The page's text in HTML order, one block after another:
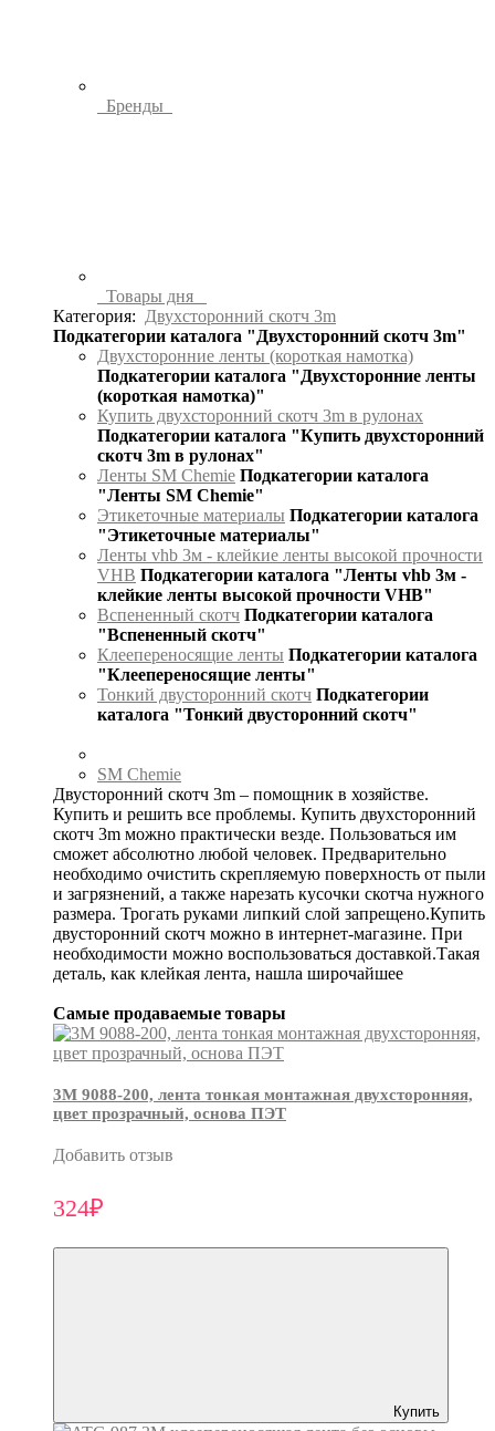
Бренды
Товары дня
Категория:
Двухсторонний скотч 3m
Подкатегории каталога "Двухсторонний скотч 3m"
Двухсторонние ленты (короткая намотка)
Подкатегории каталога "Двухсторонние ленты
(короткая намотка)"
Купить двухсторонний скотч 3m в рулонах
Подкатегории каталога "Купить двухсторонний
скотч 3m в рулонах"
Ленты SM Chemie Подкатегории каталога
"Ленты SM Chemie"
Этикеточные материалы Подкатегории каталога
"Этикеточные материалы"
Ленты vhb 3м - клейкие ленты высокой прочности
VHB Подкатегории каталога "Ленты vhb 3м -
клейкие ленты высокой прочности VHB"
Вспененный скотч Подкатегории каталога
"Вспененный скотч"
Клеепереносящие ленты Подкатегории каталога
"Клеепереносящие ленты"
Тонкий двусторонний скотч Подкатегории
каталога "Тонкий двусторонний скотч"
SM Chemie
Двусторонний скотч 3m – помощник в хозяйстве.
Купить и решить все проблемы. Купить двухсторонний
скотч 3m можно практически везде. Пользоваться им
сможет абсолютно любой человек. Предварительно
необходимо очистить скрепляемую поверхность от пыли
и загрязнений, а также нарезать кусочки скотча нужного
размера. Трогать руками липкий слой запрещено.Купить
двусторонний скотч можно в интернет-магазине. При
необходимости можно воспользоваться доставкой.Такая
деталь, как клейкая лента, нашла широчайшее
Самые продаваемые товары
3М 9088-200, лента тонкая монтажная двухсторонняя,
цвет прозрачный, основа ПЭТ
Добавить отзыв
324₽
Купить